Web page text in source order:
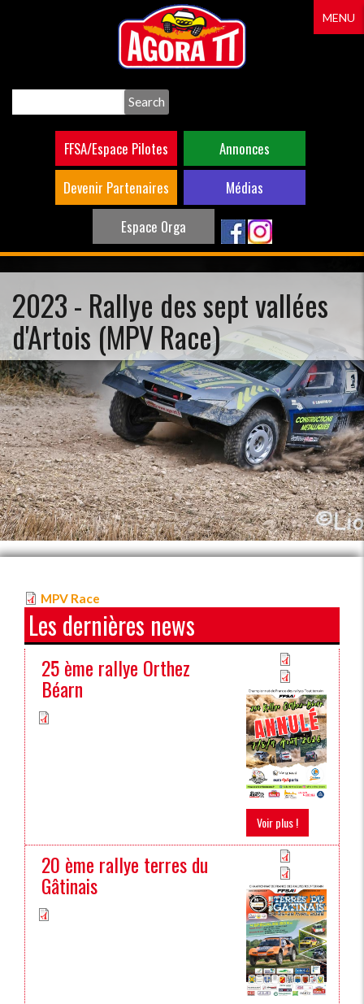
FFSA/Espace Pilotes
Annonces
Devenir Partenaires
Médias
Espace Orga
MENU
2023 - Rallye des sept vallées
d'Artois (MPV Race)
MPV Race
Les dernières news
25 ème rallye Orthez
Béarn
Voir plus !
20 ème rallye terres du
Gâtinais